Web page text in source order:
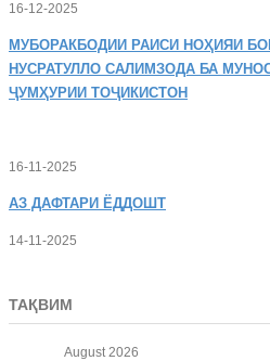
16-12-2025
МУБОРАКБОДИИ РАИСИ НОҲИЯИ
НУСРАТУЛЛО САЛИМЗОДА БА
ҶУМҲУРИИ ТОҶИКИСТОН
16-11-2025
АЗ ДАФТАРИ ЁДДОШТ
14-11-2025
ТАҚВИМ
August 2026